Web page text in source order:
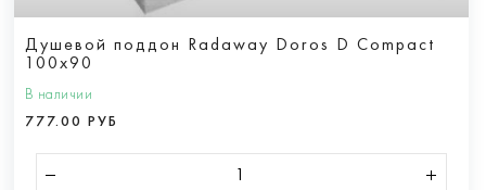
Душевой поддон Radaway Doros D Compact
100x90
В наличии
777.00 РУБ